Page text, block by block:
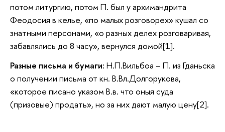
потом литургию, потом П. был у архимандрита
Феодосия в келье, «по малых розговорех» кушал со
знатными персонами, «о разных делех розговаривая,
забавлялись до 8 часу», вернулся домой[1].
Разные письма и бумаги: Н.П.Вильбоа – П. из Гданьска
о получении письма от кн. В.Вл.Долгорукова,
«которое писано указом В.в. что оныя суда
(призовые) продать», но за них дают малую цену[2].